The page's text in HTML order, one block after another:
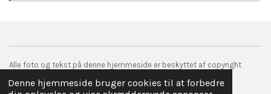
Denne hjemmeside bruger cookies til at forbedre
Alle foto og tekst på denne hjemmeside er beskyttet af copyright
© 2017 droemmefanger.com
Drevet afWebador